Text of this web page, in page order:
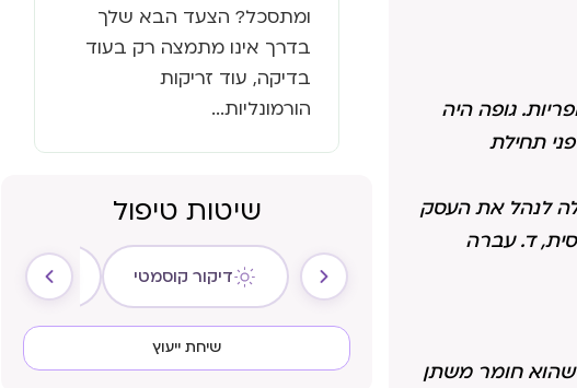
גופה היה
תחילת
לנהל את העסק
ד. עברה
שהוא חומר משתן
ומתסכל? הצעד הבא שלך
בדרך אינו מתמצה רק בעוד
בדיקה, עוד זריקות
הורמונליות...
שיטות טיפול
דיקור קוסמטי ריקול
שיחת ייעוץ